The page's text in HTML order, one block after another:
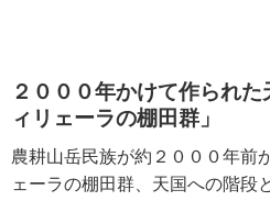
２０００年かけて作られ
ィリェーラの棚田群」
農耕山岳民族が約２０００年前
ェーラの棚田群、天国への階段